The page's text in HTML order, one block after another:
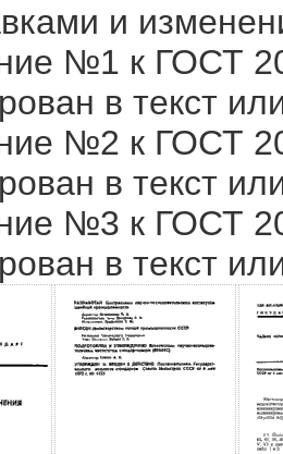
и
№1 к ГОСТ
в текст
№2 к ГОСТ
в текст
№3 к ГОСТ
в текст